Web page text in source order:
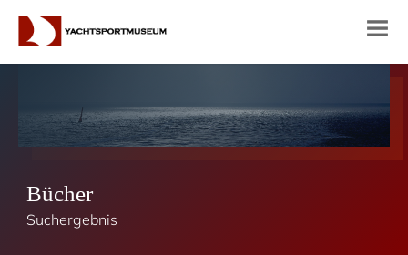
Bücher
Suchergebnis